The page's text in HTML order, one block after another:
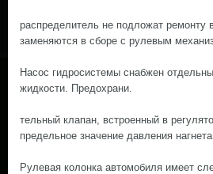
распределитель не подложат ремонту
заменяются в сборе с рулевым
Насос гидросистемы снабжен
жидкости. Предохрани.
тельный клапан, встроенный в
предельное значение давления
Рулевая колонка автомобиля имеет